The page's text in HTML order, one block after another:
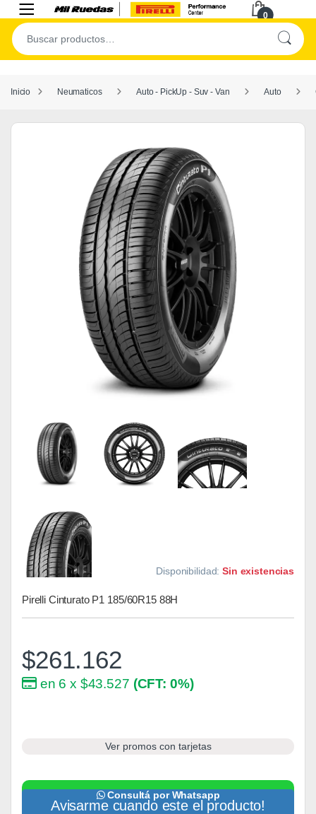
0
Inicio Neumaticos Auto - PickUp - Suv - Van Auto
Pirelli Cinturato P1 185/60R15 88H
Disponibilidad:Sin existencias
$261.162
en 6 x $43.527 (CFT: 0%)
Ver promos con tarjetas
Consultá por Whatsapp
Avisarme cuando este el producto!